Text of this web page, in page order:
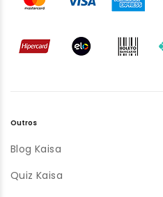
Outros
Blog Kaisa
Quiz Kaisa